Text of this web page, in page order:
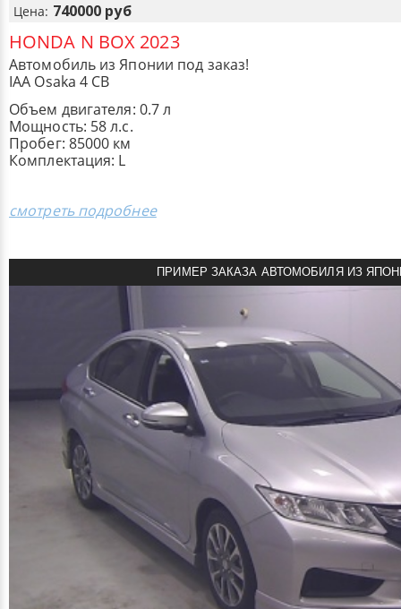
Цена: 740000 руб
HONDA N BOX 2023
Автомобиль из Японии под заказ!
IAA Osaka 4 CB
Объем двигателя: 0.7 л
Мощность: 58 л.с.
Пробег: 85000 км
Комплектация: L
смотреть подробнее
ПРИМЕР ЗАКАЗА АВТОМОБИЛЯ ИЗ